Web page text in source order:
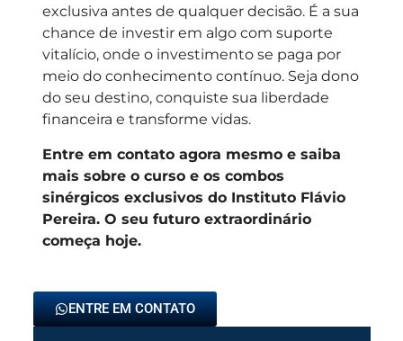
exclusiva antes de qualquer decisão. É a sua
chance de investir em algo com suporte
vitalício, onde o investimento se paga por
meio do conhecimento contínuo. Seja dono
do seu destino, conquiste sua liberdade
financeira e transforme vidas.
Entre em contato agora mesmo e saiba
mais sobre o curso e os combos
sinérgicos exclusivos do Instituto Flávio
Pereira. O seu futuro extraordinário
começa hoje.
ENTRE EM CONTATO